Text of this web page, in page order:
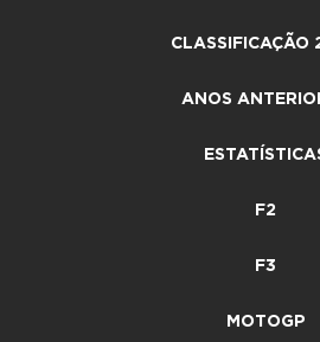
CLASSIFICAÇÃO
ANOS
F2
F3
MOTOGP